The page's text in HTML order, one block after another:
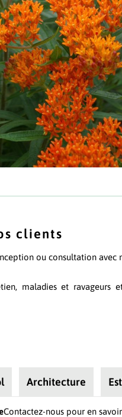
tubéreuse
clients
ou consultation avec
maladies et ravageurs
Architecture
Contactez-nous pour en